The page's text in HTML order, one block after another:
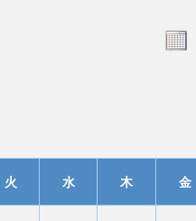
火 水 木 金